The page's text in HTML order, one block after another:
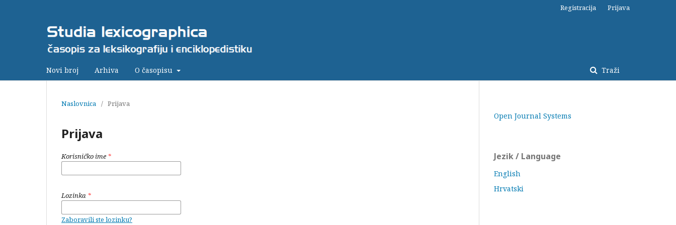
Novi broj Arhiva O časopisu Traži
Registracija Prijava
Naslovnica / Prijava
Prijava
Korisničko ime *
Lozinka *
Zaboravili ste lozinku?
Open Journal Systems
Jezik / Language
English
Hrvatski